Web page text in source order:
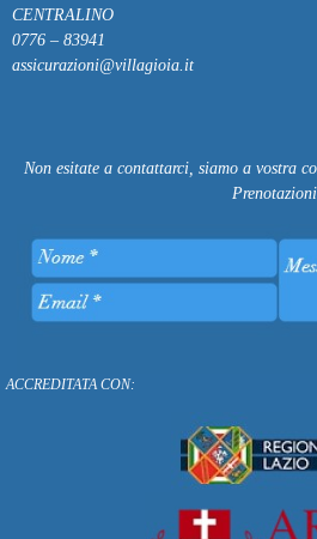
CENTRALINO
0776 – 83941
assicurazioni@villagioia.it
Non esitate a contattarci, siamo a vostra
Prenotazioni
ACCREDITATA CON: